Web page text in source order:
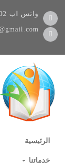
واتس اب
الرئيسية
خدماتنا